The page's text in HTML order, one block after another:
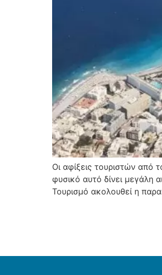
Οι αφίξεις τουριστών από
φυσικό αυτό δίνει μεγάλη
Τουρισμό ακολουθεί η